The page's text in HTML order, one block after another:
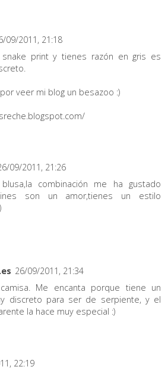
09/2011, 21:18
print y tienes razón en gris es
veer mi blog un besazoo :)
09/2011, 21:26
combinación me ha gustado
son un amor,tienes un estilo
26/09/2011, 21:34
Me encanta porque tiene un
discreto para ser de serpiente, y el
la hace muy especial :)
22:19